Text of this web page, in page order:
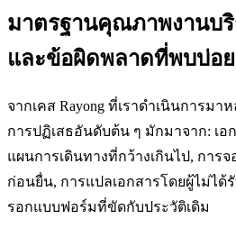
มาตรฐานคุณภาพงานบริ
และข้อผิดพลาดที่พบบ่อ
จากเคส Rayong ที่เราดำเนินการมา
การปฏิเสธอันดับต้น ๆ มักมาจาก: เอ
แผนการเดินทางที่กว้างเกินไป, การ
ก่อนยื่น, การแปลเอกสารโดยผู้ไม่ได้
รอกแบบฟอร์มที่ขัดกับประวัติเดิม